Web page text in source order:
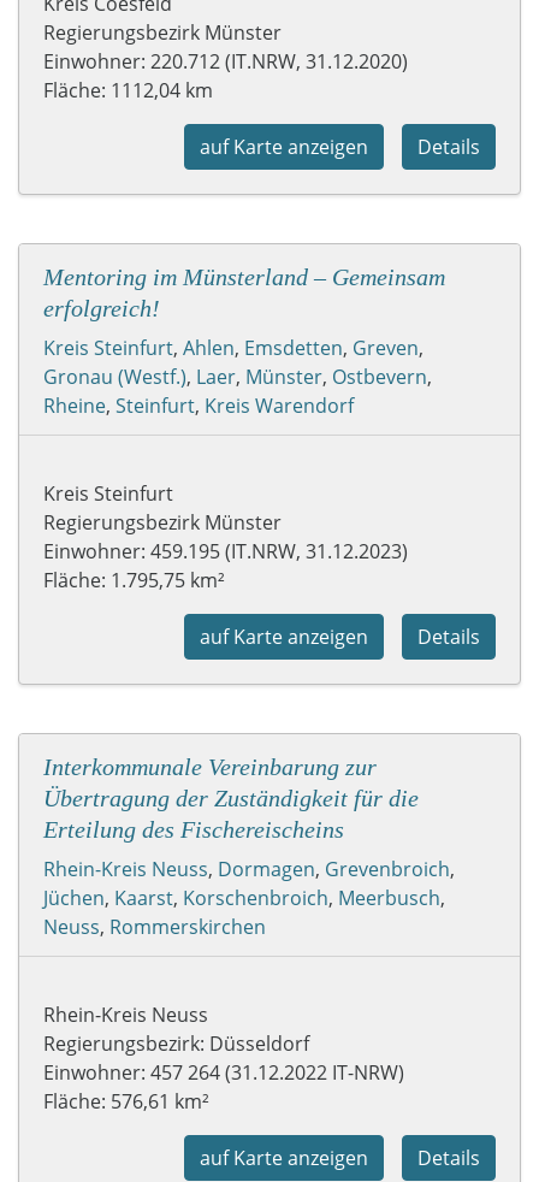
Regierungsbezirk Münster
Einwohner: 220.712 (IT.NRW, 31.12.2020)
Fläche: 1112,04 km
Details
auf Karte anzeigen
Mentoring im Münsterland – Gemeinsam
erfolgreich!
Kreis Steinfurt, Ahlen, Emsdetten, Greven,
Gronau (Westf.), Laer, Münster, Ostbevern,
Rheine, Steinfurt, Kreis Warendorf
Kreis Steinfurt
Regierungsbezirk Münster
Einwohner: 459.195 (IT.NRW, 31.12.2023)
Fläche: 1.795,75 km²
Details
auf Karte anzeigen
Interkommunale Vereinbarung zur
Übertragung der Zuständigkeit für die
Erteilung des Fischereischeins
Rhein-Kreis Neuss, Dormagen, Grevenbroich,
Jüchen, Kaarst, Korschenbroich, Meerbusch,
Neuss, Rommerskirchen
Rhein-Kreis Neuss
Regierungsbezirk: Düsseldorf
Einwohner: 457 264 (31.12.2022 IT-NRW)
Fläche: 576,61 km²
Details
auf Karte anzeigen